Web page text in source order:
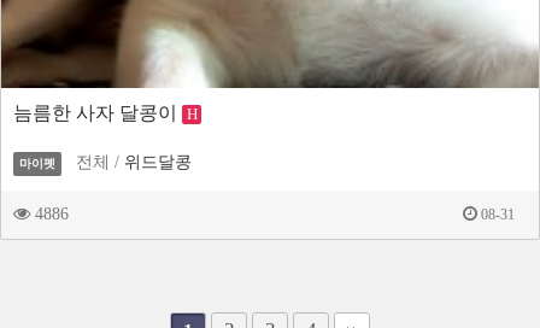
늠름한 사자 달콩이 H
마이펫 전체 / 위드달콩
4886 08-31